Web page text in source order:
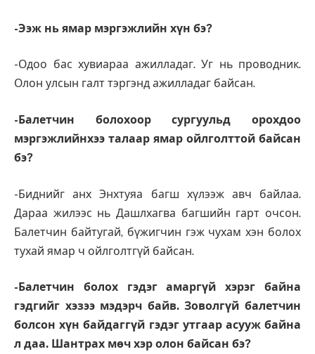
-Ээж нь ямар мэргэжлийн хүн бэ?
-Одоо бас хувиараа ажилладаг. Уг нь проводник.
Олон улсын галт тэргэнд ажилладаг байсан.
-Балетчин болохоор сургуульд орохдоо
мэргэжлийнхээ талаар ямар ойлголттой байсан
бэ?
-Биднийг анх Энхтуяа багш хүлээж авч байлаа.
Дараа жилээс нь Дашлхагва багшийн гарт очсон.
Балетчин байтугай, бүжигчин гэж чухам хэн болох
тухай ямар ч ойлголтгүй байсан.
-Балетчин болох гэдэг амаргүй хэрэг байна
гэдгийг хэзээ мэдэрч байв. Зоволгүй балетчин
болсон хүн байдаггүй гэдэг утгаар асууж байна
л даа. Шантрах мөч хэр олон байсан бэ?